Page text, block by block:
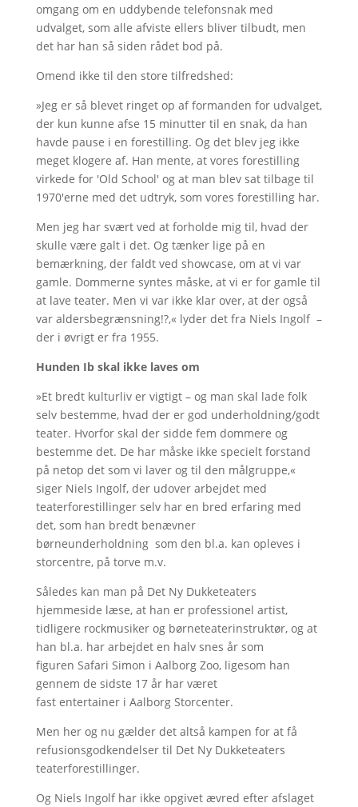
omgang om en uddybende telefonsnak med
udvalget, som alle afviste ellers bliver tilbudt, men
det har han så siden rådet bod på.
Omend ikke til den store tilfredshed:
»Jeg er så blevet ringet op af formanden for udvalget,
der kun kunne afse 15 minutter til en snak, da han
havde pause i en forestilling. Og det blev jeg ikke
meget klogere af. Han mente, at vores forestilling
virkede for 'Old School' og at man blev sat tilbage til
1970'erne med det udtryk, som vores forestilling har.
Men jeg har svært ved at forholde mig til, hvad der
skulle være galt i det. Og tænker lige på en
bemærkning, der faldt ved showcase, om at vi var
gamle. Dommerne syntes måske, at vi er for gamle til
at lave teater. Men vi var ikke klar over, at der også
var aldersbegrænsning!?,« lyder det fra Niels Ingolf –
der i øvrigt er fra 1955.
Hunden Ib skal ikke laves om
»Et bredt kulturliv er vigtigt – og man skal lade folk
selv bestemme, hvad der er god underholdning/godt
teater. Hvorfor skal der sidde fem dommere og
bestemme det. De har måske ikke specielt forstand
på netop det som vi laver og til den målgruppe‚«
siger Niels Ingolf, der udover arbejdet med
teaterforestillinger selv har en bred erfaring med
det, som han bredt benævner
børneunderholdning som den bl.a. kan opleves i
storcentre, på torve m.v.
Således kan man på Det Ny Dukketeaters
hjemmeside læse, at han er professionel artist,
tidligere rockmusiker og børneteaterinstruktør, og at
han bl.a. har arbejdet en halv snes år som
figuren Safari Simon i Aalborg Zoo, ligesom han
gennem de sidste 17 år har været
fast entertainer i Aalborg Storcenter.
Men her og nu gælder det altså kampen for at få
refusionsgodkendelser til Det Ny Dukketeaters
teaterforestillinger.
Og Niels Ingolf har ikke opgivet ævred efter afslaget